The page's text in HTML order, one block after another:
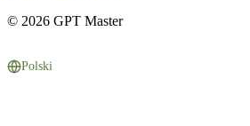
© 2026 GPT Master
Polski